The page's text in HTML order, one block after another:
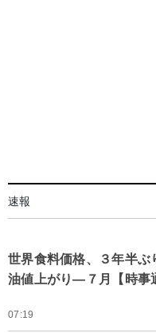
速報
世界食料価格、３年半ぶ
油値上がり―７月【時事
07:19